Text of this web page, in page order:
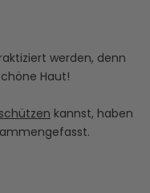
werden, denn
Haut!
kannst, haben